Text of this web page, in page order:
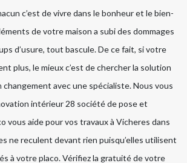
c’est de vivre dans le bonheur et le bien-
de votre maison a subi des dommages
d’usure, tout bascule. De ce fait, si votre
plus, le mieux c’est de chercher la solution
changement avec une spécialiste. Nous vous
intérieur 28 société de pose et
vous aide pour vos travaux à Vicheres dans
ne reculent devant rien puisqu’elles utilisent
à votre placo. Vérifiez la gratuité de votre